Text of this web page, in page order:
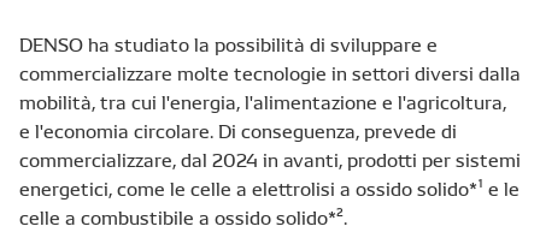
DENSO ha studiato la possibilità di sviluppare e
commercializzare molte tecnologie in settori diversi dalla
mobilità, tra cui l'energia, l'alimentazione e l'agricoltura,
e l'economia circolare. Di conseguenza, prevede di
commercializzare, dal 2024 in avanti, prodotti per sistemi
energetici, come le celle a elettrolisi a ossido solido*¹ e le
celle a combustibile a ossido solido*².